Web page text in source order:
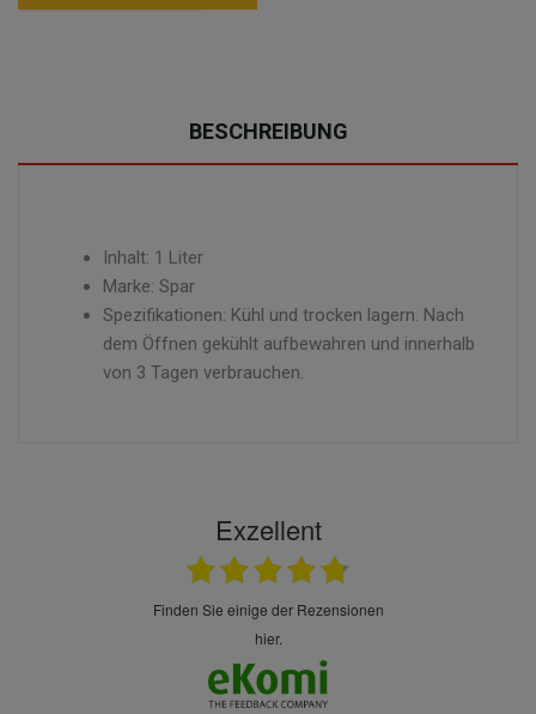
BESCHREIBUNG
Inhalt: 1 Liter
Marke: Spar
Spezifikationen: Kühl und trocken lagern. Nach
dem Öffnen gekühlt aufbewahren und innerhalb
von 3 Tagen verbrauchen.
Exzellent
finden Sie einige der Rezensionen
hier.